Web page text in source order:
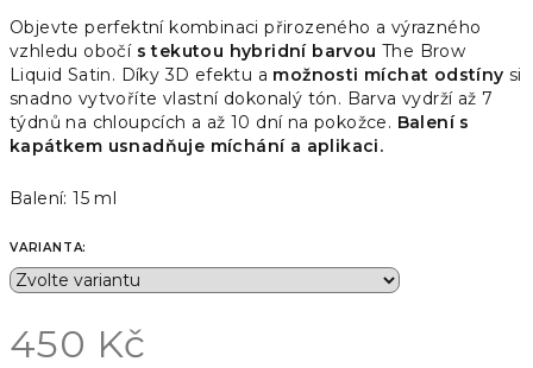
Objevte perfektní kombinaci přirozeného a výrazného
vzhledu obočí s tekutou hybridní barvou The Brow
Liquid Satin. Díky 3D efektu a možnosti míchat odstíny si
snadno vytvoříte vlastní dokonalý tón. Barva vydrží až 7
týdnů na chloupcích a až 10 dní na pokožce. Balení s
kapátkem usnadňuje míchání a aplikaci.
Balení: 15 ml
VARIANTA:
450 Kč